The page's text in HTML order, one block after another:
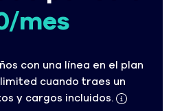
mes
con una línea en el plan
cuando traes un
y cargos incluidos.